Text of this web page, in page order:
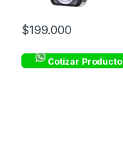
$199.000
Cotizar Producto